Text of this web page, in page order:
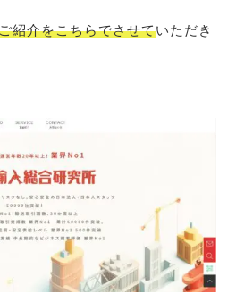
紹介をこちらでさせていただき